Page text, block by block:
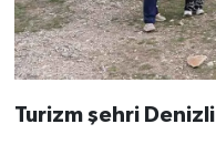
Turizm şehri Denizli